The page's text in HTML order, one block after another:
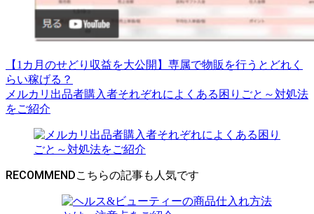
【1カ月のせどり収益を大公開】専属で物販を行うとどれく
らい稼げる？
メルカリ出品者購入者それぞれによくある困りごと～対処法
をご紹介
RECOMMEND